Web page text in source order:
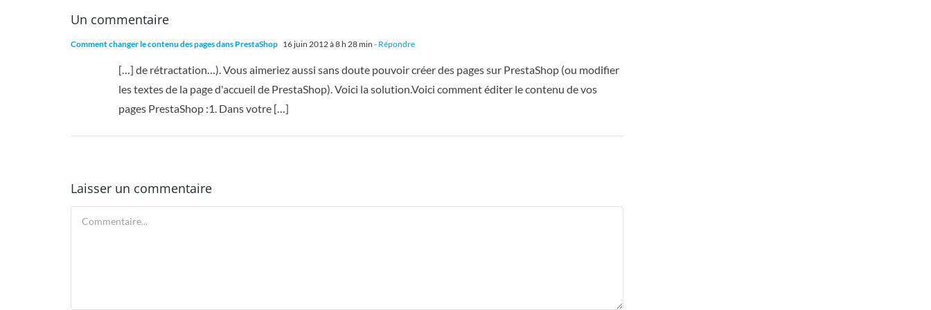
Un commentaire
Comment changer le contenu des pages dans PrestaShop 16 juin 2012 à 8 h 28 min - Répondre
[…] de rétractation…). Vous aimeriez aussi sans doute pouvoir créer des pages sur PrestaShop (ou modifier
les textes de la page d'accueil de PrestaShop). Voici la solution.Voici comment éditer le contenu de vos
pages PrestaShop :1. Dans votre […]
Laisser un commentaire